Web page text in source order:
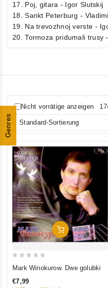
Genres
17. Poj, gitara - Igor Slutskij
18. Sankt Peterburg -
19. Na trevozhnoj verste -
20. Tormoza pridumali trusy
Nicht vorrätige anzeigen
In Den Warenkorb
of
Mark Winokurow. Dwe golubki
€7,99